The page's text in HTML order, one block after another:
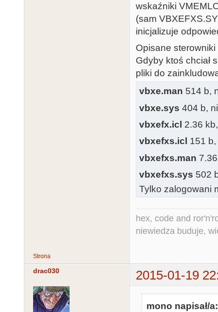
wskaźniki
(sam
inicjalizuje
Opisane
Gdyby ktoś chciał
pliki do
vbxe.man 514 b,
vbxe.sys 404 b,
vbxefx.icl 2.36
vbxefxs.icl 151
vbxefxs.man
vbxefxs.sys 502
Tylko zalogowani
hex, code and
niewiedza buduje,
Strona
drac030 2015-01-19
mono napisał/a: